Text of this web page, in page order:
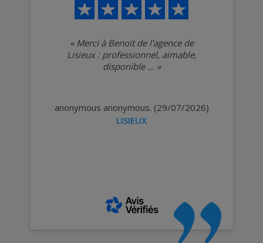
« Merci à Benoit de l'agence de
Lisieux : professionnel, aimable,
disponible … »
anonymous anonymous. (29/07/2026)
LISIEUX